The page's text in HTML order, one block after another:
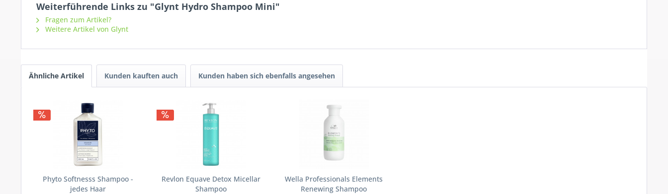
Weiterführende Links zu "Glynt Hydro Shampoo Mini"
Fragen zum Artikel?
Weitere Artikel von Glynt
Ähnliche Artikel Kunden kauften auch Kunden haben sich ebenfalls angesehen
Phyto Softnesss Shampoo -
jedes Haar
Revlon Equave Detox Micellar
Shampoo
Wella Professionals Elements
Renewing Shampoo